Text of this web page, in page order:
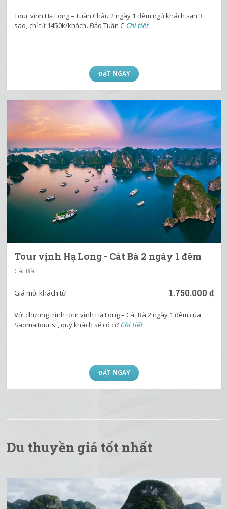
Tour vịnh Hạ Long – Tuần Châu 2 ngày 1 đêm ngủ khách sạn 3
sao, chỉ từ 1450k/khách. Đảo Tuần C Chi tiết
ĐẶT NGAY
Tour vịnh Hạ Long - Cát Bà 2 ngày 1 đêm
Cát Bà
Giá mỗi khách từ 1.750.000 đ
Với chương trình tour vịnh Hạ Long – Cát Bà 2 ngày 1 đêm của
Saomaitourist, quý khách sẽ có cơChi tiết
ĐẶT NGAY
Du thuyền giá tốt nhất